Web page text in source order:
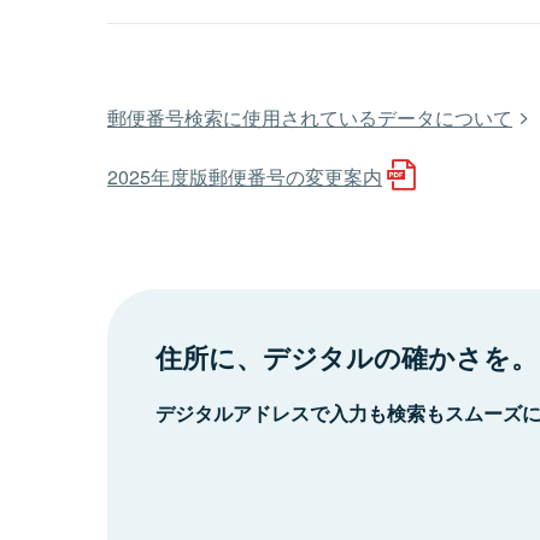
郵便番号検索に使用されているデータについて
2025年度版郵便番号の変更案内
住所に、デジタルの確かさを。
デジタルアドレスで入力も検索もスムーズ